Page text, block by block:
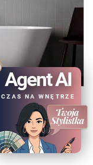
Agent AI
CZAS NA WNĘTRZE